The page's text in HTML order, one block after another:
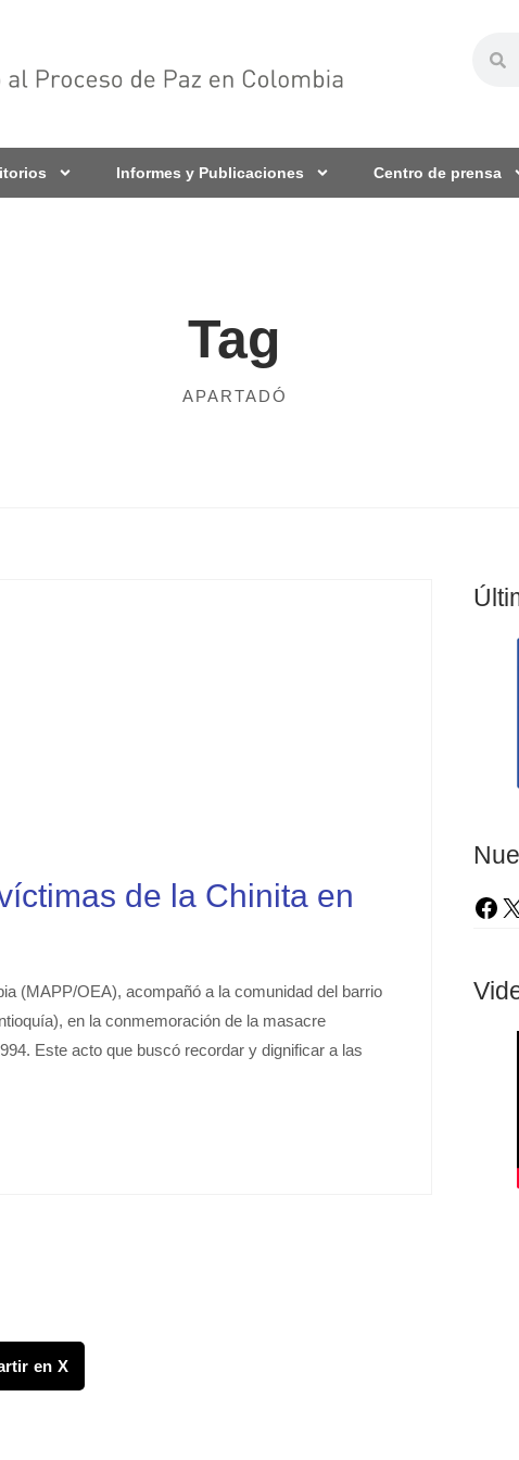
Informes y Publicaciones Centro de prensa
Tag
APARTADÓ
de la Chinita en
(MAPP/OEA), acompañó a la comunidad del barrio
en la conmemoración de la masacre
Este acto que buscó recordar y dignificar a las
en X